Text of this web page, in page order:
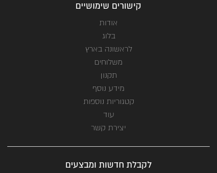
קישורים שימושיים
אודות
בלוג
לראשונה בארץ
משלוחים
תקנון
מידע נוסף
קטגוריות נוספות
עוד
יצירת קשר
לקבלת חדשות ומבצעים